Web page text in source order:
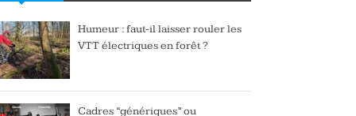
Humeur : faut-il laisser rouler les
VTT électriques en forêt ?
Cadres “génériques” ou